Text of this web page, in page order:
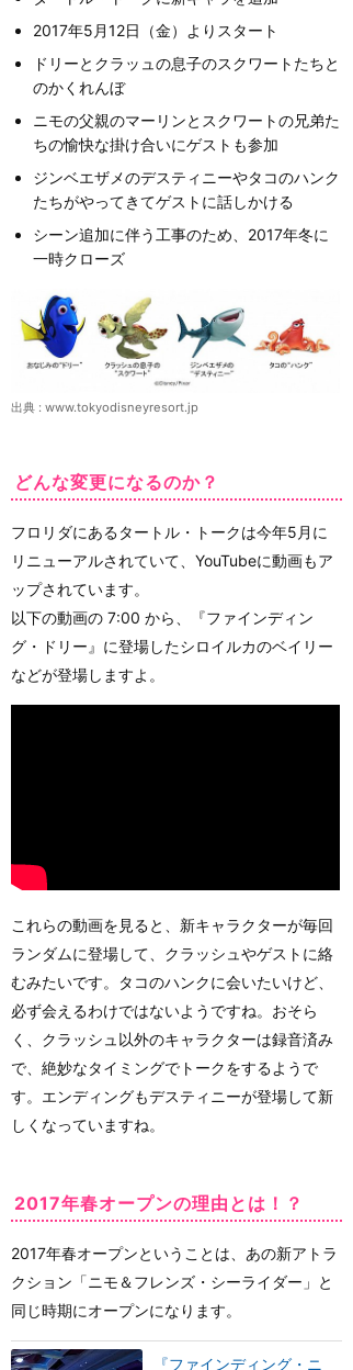
2017年5月12日（金）よりスタート
ドリーとクラッュの息子のスクワートたちと
のかくれんぼ
ニモの父親のマーリンとスクワートの兄弟た
ちの愉快な掛け合いにゲストも参加
ジンベエザメのデスティニーやタコのハンク
たちがやってきてゲストに話しかける
シーン追加に伴う工事のため、2017年冬に
一時クローズ
出典 : www.tokyodisneyresort.jp
どんな変更になるのか？
フロリダにあるタートル・トークは今年5月に
リニューアルされていて、YouTubeに動画もア
ップされています。
以下の動画の 7:00 から、『ファインディン
グ・ドリー』に登場したシロイルカのベイリー
などが登場しますよ。
これらの動画を見ると、新キャラクターが毎回
ランダムに登場して、クラッシュやゲストに絡
むみたいです。タコのハンクに会いたいけど、
必ず会えるわけではないようですね。おそら
く、クラッシュ以外のキャラクターは録音済み
で、絶妙なタイミングでトークをするようで
す。エンディングもデスティニーが登場して新
しくなっていますね。
2017年春オープンの理由とは！？
2017年春オープンということは、あの新アトラ
クション「ニモ＆フレンズ・シーライダー」と
同じ時期にオープンになります。
『ファインディング・ニ